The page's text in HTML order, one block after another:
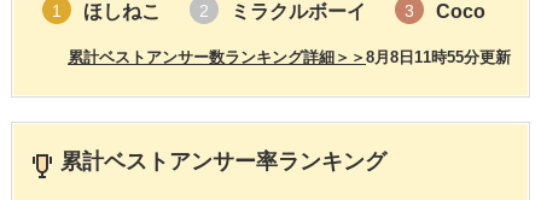
1 ほしねこ 2 ミラクルボーイ 3 Coco
8月8日11時55分更新
累計ベストアンサー数ランキング詳細＞＞
累計ベストアンサー率ランキング